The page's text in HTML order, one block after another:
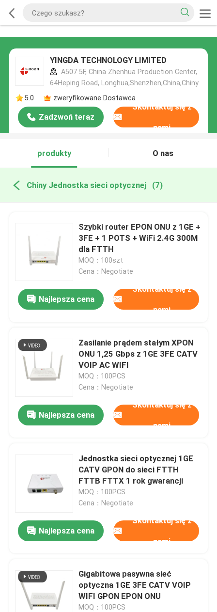
YINGDA TECHNOLOGY LIMITED
A507 5F, China Zhenhua Production Center,
64Heping Road, Longhua,Shenzhen,China,Chiny
5.0
zweryfikowane Dostawca
Zadzwoń teraz
Skontaktuj się z
nami
produkty O nas
Chiny Jednostka sieci optycznej (7)
Szybki router EPON ONU z 1GE +
3FE + 1 POTS + WiFi 2.4G 300M
dla FTTH
MOQ：100szt
Cena：Negotiate
Najlepsza cena
Skontaktuj się z
nami
Zasilanie prądem stałym XPON
ONU 1,25 Gbps z 1GE 3FE CATV
VOIP AC WIFI
MOQ：100PCS
Cena：Negotiate
Najlepsza cena
Skontaktuj się z
nami
Jednostka sieci optycznej 1GE
CATV GPON do sieci FTTH
FTTB FTTX 1 rok gwarancji
MOQ：100PCS
Cena：Negotiate
Najlepsza cena
Skontaktuj się z
nami
Gigabitowa pasywna sieć
optyczna 1GE 3FE CATV VOIP
WIFI GPON EPON ONU
MOQ：100PCS